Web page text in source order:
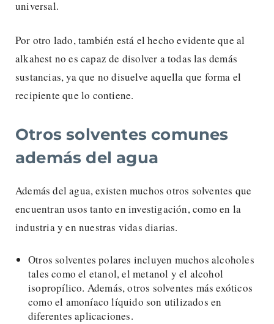
universal.
Por otro lado, también está el hecho evidente que al
alkahest no es capaz de disolver a todas las demás
sustancias, ya que no disuelve aquella que forma el
recipiente que lo contiene.
Otros solventes comunes
además del agua
Además del agua, existen muchos otros solventes que
encuentran usos tanto en investigación, como en la
industria y en nuestras vidas diarias.
Otros solventes polares incluyen muchos alcoholes
tales como el etanol, el metanol y el alcohol
isopropílico. Además, otros solventes más exóticos
como el amoníaco líquido son utilizados en
diferentes aplicaciones.